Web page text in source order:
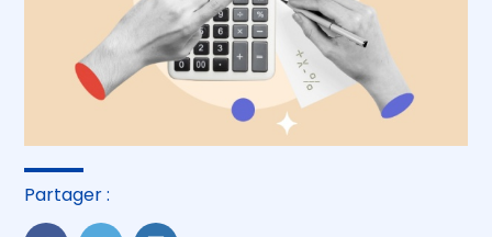
Partager :